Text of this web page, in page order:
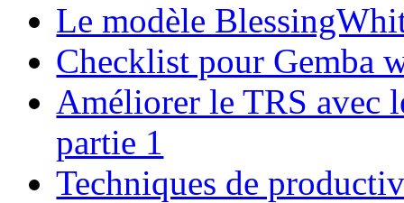
Le modèle
Checklist pour Gemba
Améliorer le TRS avec
partie 1
Techniques de